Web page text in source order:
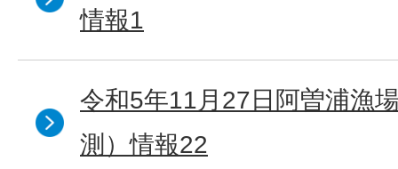
情報1
令和5年11月27日阿曽浦漁
測）情報22